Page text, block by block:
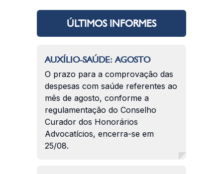
ÚLTIMOS INFORMES
AUXÍLIO-SAÚDE: AGOSTO
O prazo para a comprovação das
despesas com saúde referentes ao
mês de agosto, conforme a
regulamentação do Conselho
Curador dos Honorários
Advocatícios, encerra-se em
25/08.